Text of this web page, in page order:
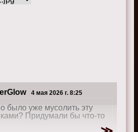
4 мая 2026 г. 8:25
было уже мусолить эту
Придумали бы что-то